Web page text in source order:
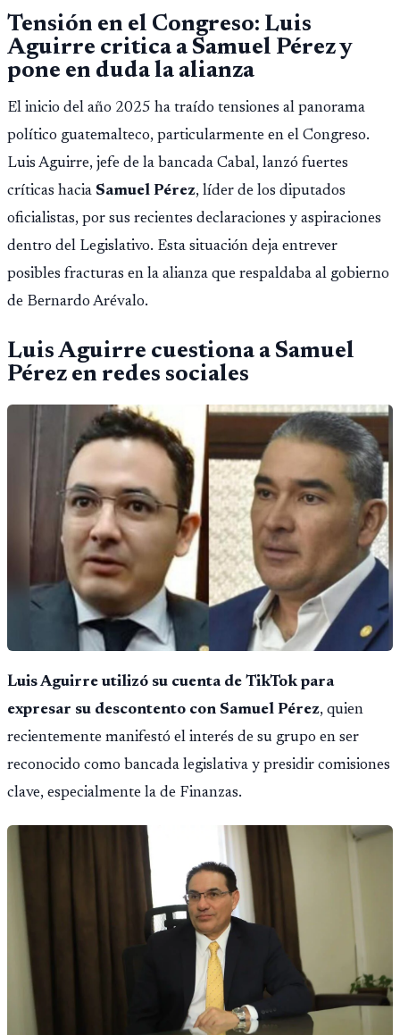
Tensión en el Congreso: Luis
Aguirre critica a Samuel Pérez y
pone en duda la alianza
El inicio del año 2025 ha traído tensiones al panorama
político guatemalteco, particularmente en el Congreso.
Luis Aguirre, jefe de la bancada Cabal, lanzó fuertes
críticas hacia Samuel Pérez, líder de los diputados
oficialistas, por sus recientes declaraciones y aspiraciones
dentro del Legislativo. Esta situación deja entrever
posibles fracturas en la alianza que respaldaba al gobierno
de Bernardo Arévalo.
Luis Aguirre cuestiona a Samuel
Pérez en redes sociales
Luis Aguirre utilizó su cuenta de TikTok para
expresar su descontento con Samuel Pérez, quien
recientemente manifestó el interés de su grupo en ser
reconocido como bancada legislativa y presidir comisiones
clave, especialmente la de Finanzas.